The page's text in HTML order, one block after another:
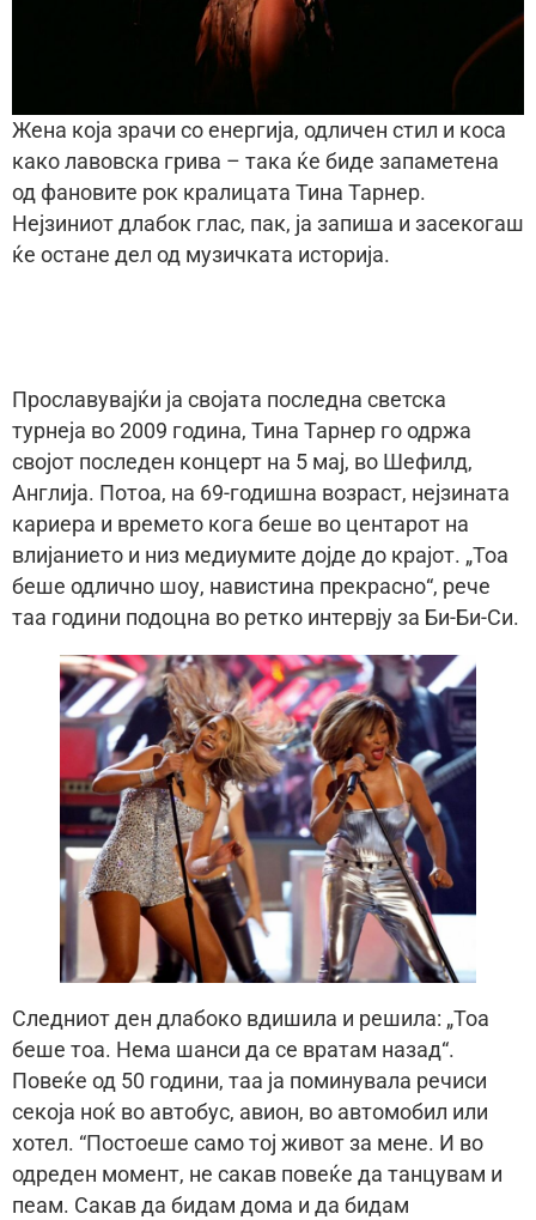
Жена која зрачи со енергија, одличен стил и коса
како лавовска грива – така ќе биде запаметена
од фановите рок кралицата Тина Тарнер.
Нејзиниот длабок глас, пак, ја запиша и засекогаш
ќе остане дел од музичката историја.
Прославувајќи ја својата последна светска
турнеја во 2009 година, Тина Тарнер го одржа
својот последен концерт на 5 мај, во Шефилд,
Англија. Потоа, на 69-годишна возраст, нејзината
кариера и времето кога беше во центарот на
влијанието и низ медиумите дојде до крајот. „Тоа
беше одлично шоу, навистина прекрасно“, рече
таа години подоцна во ретко интервју за Би-Би-Си.
Следниот ден длабоко вдишила и решила: „Тоа
беше тоа. Нема шанси да се вратам назад“.
Повеќе од 50 години, таа ја поминувала речиси
секоја ноќ во автобус, авион, во автомобил или
хотел. “Постоеше само тој живот за мене. И во
одреден момент, не сакав повеќе да танцувам и
пеам. Сакав да бидам дома и да бидам